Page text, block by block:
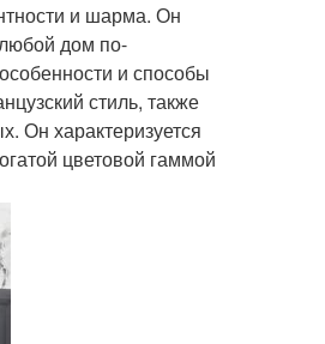
и шарма. Он
дом по-
и способы
стиль, также
Он характеризуется
цветовой гаммой